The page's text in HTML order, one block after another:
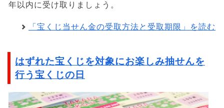
年以内に受け取りましょう。
「宝くじ当せん金の受取方法と受取期限」を読む
はずれた宝くじを対象にお楽しみ抽せんを
行う宝くじの日